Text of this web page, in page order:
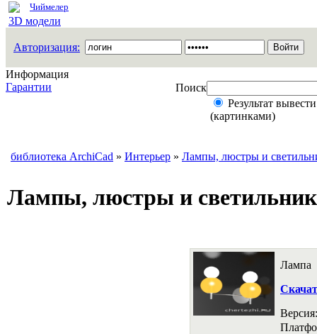
Чиймелер
3D модели
Авторизация:
Информация
Гарантии
Поиск
Результат
(картинками)
библиотека ArchiCad » Интерьер » Лампы, люстры и
Лампы, люстры и
Лампа